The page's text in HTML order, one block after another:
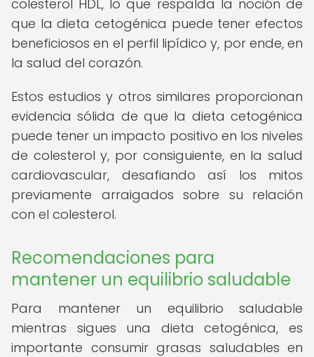
colesterol HDL, lo que respalda la noción de
que la dieta cetogénica puede tener efectos
beneficiosos en el perfil lipídico y, por ende, en
la salud del corazón.
Estos estudios y otros similares proporcionan
evidencia sólida de que la dieta cetogénica
puede tener un impacto positivo en los niveles
de colesterol y, por consiguiente, en la salud
cardiovascular, desafiando así los mitos
previamente arraigados sobre su relación
con el colesterol.
Recomendaciones para
mantener un equilibrio saludable
Para mantener un equilibrio saludable
mientras sigues una dieta cetogénica, es
importante consumir grasas saludables en